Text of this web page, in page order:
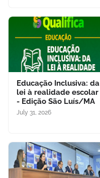
Educação Inclusiva: da
lei à realidade escolar
- Edição São Luís/MA
July 31, 2026